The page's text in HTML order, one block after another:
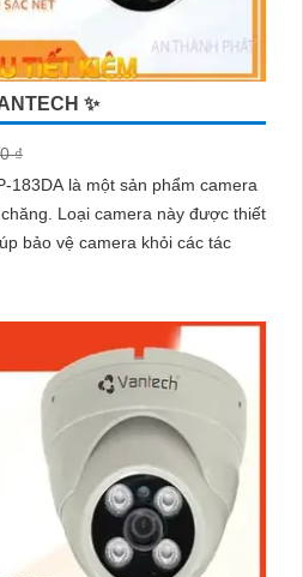
✨
₫
183DA là một sản phẩm camera
được thiết
bảo vệ camera khỏi các tác